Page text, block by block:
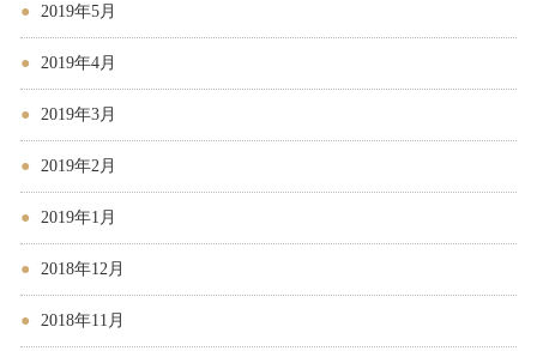
2019年5月
2019年4月
2019年3月
2019年2月
2019年1月
2018年12月
2018年11月